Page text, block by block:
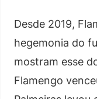
Desde 2019,
hegemonia do
mostram esse
Flamengo